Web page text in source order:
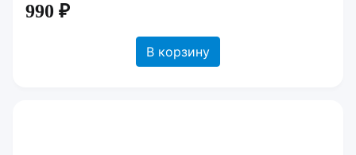
990 ₽
В корзину